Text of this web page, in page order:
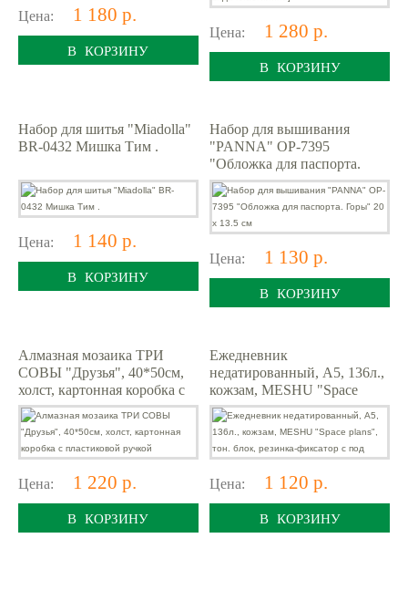
Цена: 1 180 р.
В КОРЗИНУ
Цена: 1 280 р.
В КОРЗИНУ
Набор для шитья "Miadolla"
BR-0432 Мишка Тим .
Цена: 1 140 р.
В КОРЗИНУ
Набор для вышивания
"PANNA" OP-7395
"Обложка для паспорта.
Горы" 20 х 13.5 см
Цена: 1 130 р.
В КОРЗИНУ
Алмазная мозаика ТРИ
СОВЫ "Друзья", 40*50см,
холст, картонная коробка с
пластиковой ручкой
Цена: 1 220 р.
В КОРЗИНУ
Ежедневник
недатированный, А5, 136л.,
кожзам, MESHU "Space
plans", тон. блок, резинка-
фиксатор с под
Цена: 1 120 р.
В КОРЗИНУ